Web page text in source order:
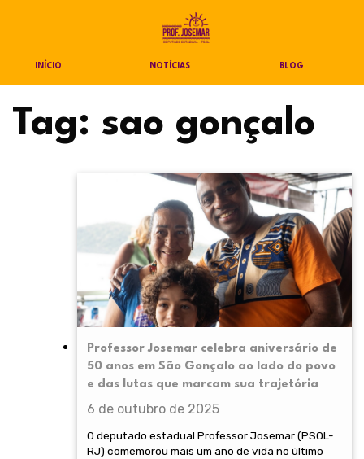
INÍCIO NOTÍCIAS BLOG
Tag: sao gonçalo
Professor Josemar celebra aniversário de
50 anos em São Gonçalo ao lado do povo
e das lutas que marcam sua trajetória
6 de outubro de 2025
O deputado estadual Professor Josemar (PSOL-
RJ) comemorou mais um ano de vida no último